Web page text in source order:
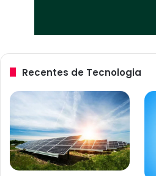
Recentes de Tecnologia